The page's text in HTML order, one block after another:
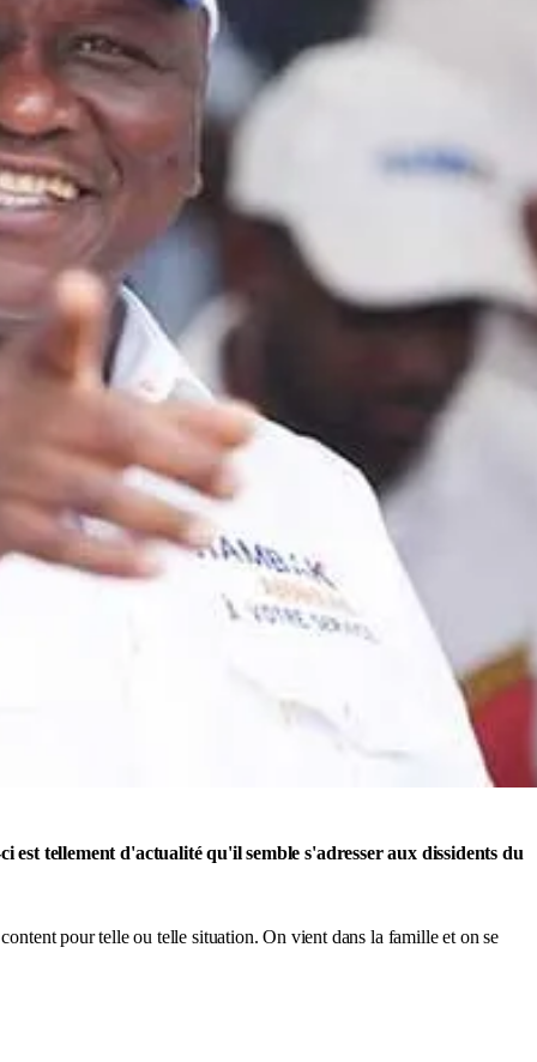
tellement d'actualité qu'il semble s'adresser aux dissidents du
pour telle ou telle situation. On vient dans la famille et on se